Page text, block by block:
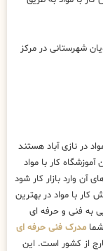
شهرستانی در مرکز
در نازی آباد هستند
آموزشگاه کار با مواد
آن وارد بازار کار شود
کار با مواد در بهترین
به فنی و حرفه ای
مدرک فنی حرفه ای
از کشور است. این